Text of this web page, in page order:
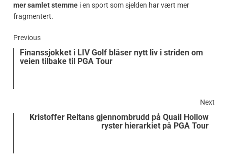
mer samlet stemme i en sport som sjelden har vært mer
fragmentert.
Previous
Finanssjokket i LIV Golf blåser nytt liv i striden om
veien tilbake til PGA Tour
Next
Kristoffer Reitans gjennombrudd på Quail Hollow
ryster hierarkiet på PGA Tour